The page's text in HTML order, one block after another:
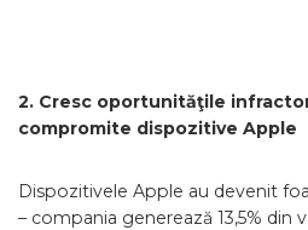
2. Cresc oportunităţile
compromite dispozitive Apple
Dispozitivele Apple au devenit
– compania generează 13,5% din